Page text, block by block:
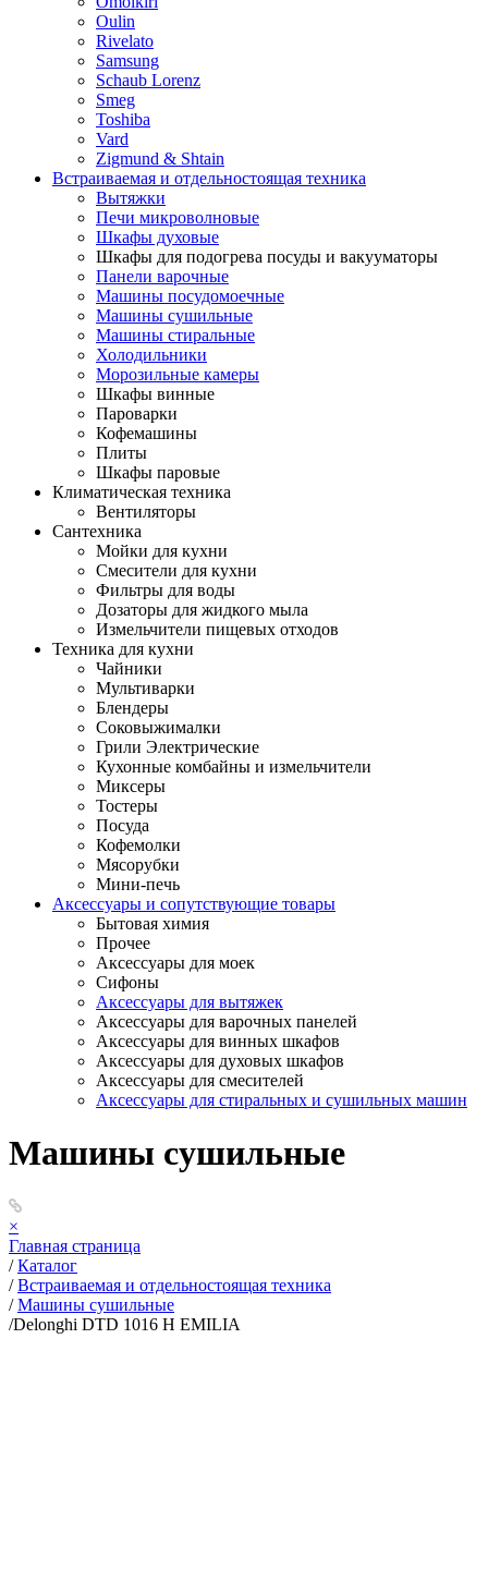
Oulin
Rivelato
Samsung
Schaub Lorenz
Smeg
Toshiba
Vard
Zigmund & Shtain
Встраиваемая и отдельностоящая техника
Вытяжки
Печи микроволновые
Шкафы духовые
Шкафы для подогрева посуды и вакууматоры
Панели варочные
Машины посудомоечные
Машины сушильные
Машины стиральные
Холодильники
Морозильные камеры
Шкафы винные
Пароварки
Кофемашины
Плиты
Шкафы паровые
Климатическая техника
Вентиляторы
Сантехника
Мойки для кухни
Смесители для кухни
Фильтры для воды
Дозаторы для жидкого мыла
Измельчители пищевых отходов
Техника для кухни
Чайники
Мультиварки
Блендеры
Соковыжималки
Грили Электрические
Кухонные комбайны и измельчители
Миксеры
Тостеры
Посуда
Кофемолки
Мясорубки
Мини-печь
Аксессуары и сопутствующие товары
Бытовая химия
Прочее
Аксессуары для моек
Сифоны
Аксессуары для вытяжек
Аксессуары для варочных панелей
Аксессуары для винных шкафов
Аксессуары для духовых шкафов
Аксессуары для смесителей
Аксессуары для стиральных и сушильных машин
Машины сушильные
×
Главная страница
/ Каталог
/ Встраиваемая и отдельностоящая техника
/ Машины сушильные
/Delonghi DTD 1016 H EMILIA